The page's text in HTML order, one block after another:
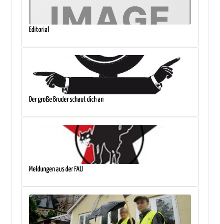
Editorial
Der große Bruder schaut dich an
Meldungen aus der FAU